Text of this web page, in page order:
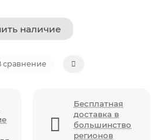
наличие
сравнение
Бесплатная
доставка в
большинство
регионов